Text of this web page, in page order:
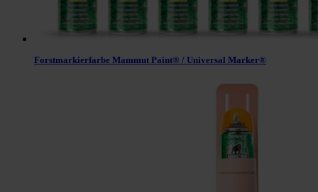
Forstmarkierfarbe Mammut Paint® / Universal Marker®